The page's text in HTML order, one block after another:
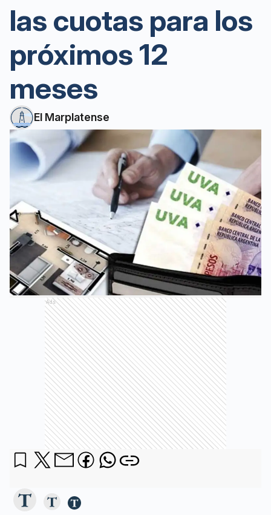
las cuotas para los
próximos 12
meses
El Marplatense
Ads